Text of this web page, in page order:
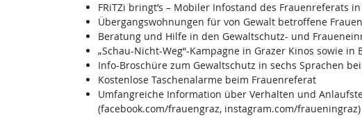
FRiTZi bringt’s – Mobiler Infostand des Frauenreferats
Übergangswohnungen für von Gewalt betroffene
Beratung und Hilfe in den Gewaltschutz- und
„Schau-Nicht-Weg“-Kampagne in Grazer Kinos sowie in
Info-Broschüre zum Gewaltschutz in sechs Sprachen
Kostenlose Taschenalarme beim Frauenreferat
Umfangreiche Information über Verhalten und
(facebook.com/frauengraz, instagram.com/fraueningraz)